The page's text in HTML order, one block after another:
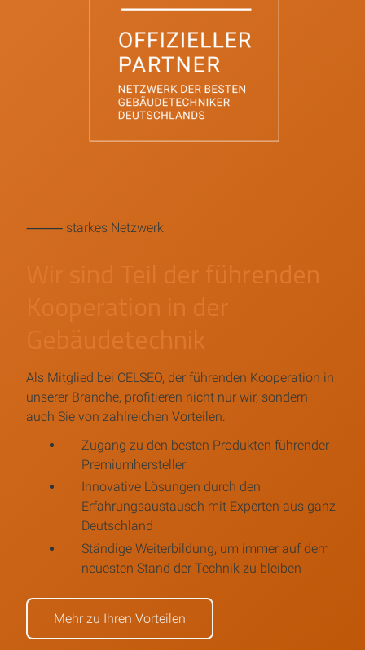
⸻ starkes Netzwerk
Wir sind Teil der führenden
Als Mitglied bei CELSEO, der führenden Kooperation in
unserer Branche, profitieren nicht nur wir, sondern
auch Sie von zahlreichen Vorteilen:
Zugang zu den besten Produkten führender
Premiumhersteller
Innovative Lösungen durch den
Erfahrungsaustausch mit Experten aus ganz
Deutschland
Ständige Weiterbildung, um immer auf dem
neuesten Stand der Technik zu bleiben
Mehr zu Ihren Vorteilen